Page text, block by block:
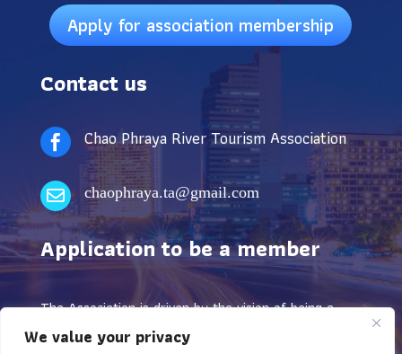
We value your privacy
Apply for association membership
Contact us
 Chao Phraya River Tourism Association
 chaophraya.ta@gmail.com
Application to be a member
The Association is driven by the vision of being a
leading organization and aware of the context of civil